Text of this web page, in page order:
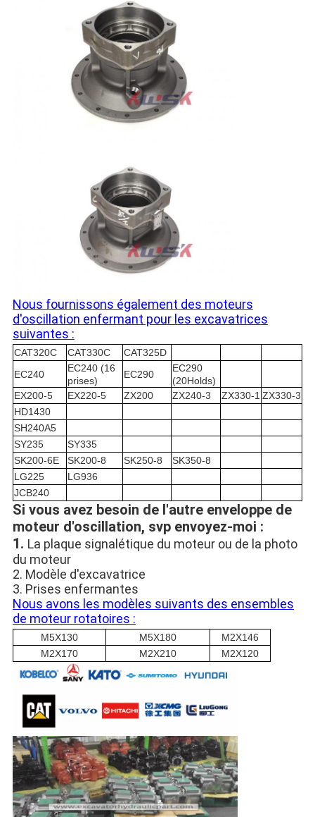
Nous fournissons également des moteurs
d'oscillation enfermant pour les excavatrices
suivantes :
CAT320C CAT330C
CAT325D
EC240
EC240 (16
prises)
EC290
EC290
(20Holds)
EX200-5
EX220-5 ZX200 ZX240-3 ZX330-1 ZX330-3
HD1430
SH240A5
SY235
SY335
SK200-6E
SK200-8 SK250-8
SK350-8
LG225
LG936
JCB240
Si vous avez besoin de l'autre enveloppe de
moteur d'oscillation, svp envoyez-moi :
1. La plaque signalétique du moteur ou de la photo
du moteur
2. Modèle d'excavatrice
3. Prises enfermantes
Nous avons les modèles suivants des ensembles
de moteur rotatoires :
M5X130 M5X180
M2X146
M2X170
M2X210 M2X120